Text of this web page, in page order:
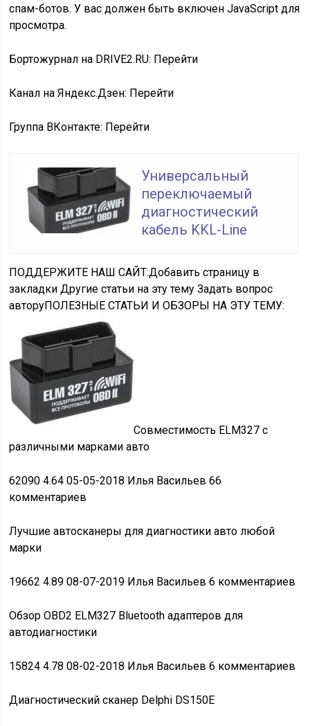
спам-ботов. У вас должен быть включен JavaScript для
просмотра.
Бортожурнал на DRIVE2.RU: Перейти
Канал на Яндекс.Дзен: Перейти
Группа ВКонтакте: Перейти
Универсальный
переключаемый
диагностический
кабель KKL-Line
ПОДДЕРЖИТЕ НАШ САЙТ:Добавить страницу в
закладки Другие статьи на эту тему Задать вопрос
авторуПОЛЕЗНЫЕСТАТЬИ И ОБЗОРЫ НА ЭТУ ТЕМУ:
Совместимость ELM327 с
различными марками авто
620904.64 05-05-2018 Илья Васильев 66
комментариев
Лучшие автосканеры для диагностики авто любой
марки
196624.89 08-07-2019 Илья Васильев 6 комментариев
Обзор OBD2 ELM327 Bluetooth адаптеров для
автодиагностики
158244.78 08-02-2018 Илья Васильев 6 комментариев
Диагностический сканер Delphi DS150E